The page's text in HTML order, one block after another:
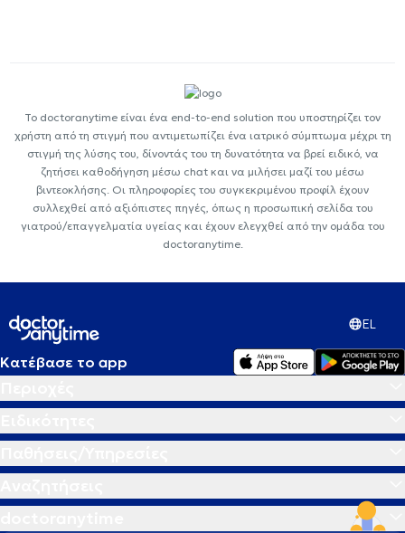
Το doctoranytime είναι ένα end-to-end solution που υποστηρίζει τον
χρήστη από τη στιγμή που αντιμετωπίζει ένα ιατρικό σύμπτωμα μέχρι τη
στιγμή της λύσης του, δίνοντάς του τη δυνατότητα να βρεί ειδικό, να
ζητήσει καθοδήγηση μέσω chat και να μιλήσει μαζί του μέσω
βιντεοκλήσης. Οι πληροφορίες του συγκεκριμένου προφίλ έχουν
συλλεχθεί από αξιόπιστες πηγές, όπως η προσωπική σελίδα του
γιατρού/επαγγελματία υγείας και έχουν ελεγχθεί από την ομάδα του
doctoranytime.
EL
Κατέβασε το app